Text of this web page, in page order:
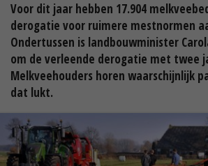
Voor dit jaar hebben 17.904
derogatie voor ruimere mestnormen
Ondertussen is landbouwminister
om de verleende derogatie met twee
Melkveehouders horen waarschijnlijk
dat lukt.